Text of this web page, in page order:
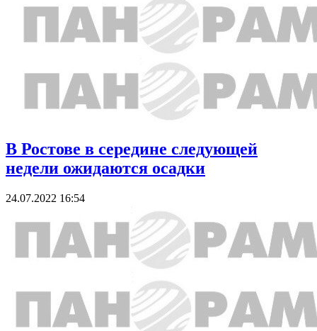
В Ростове в середине следующей
недели ожидаются осадки
24.07.2022 16:54